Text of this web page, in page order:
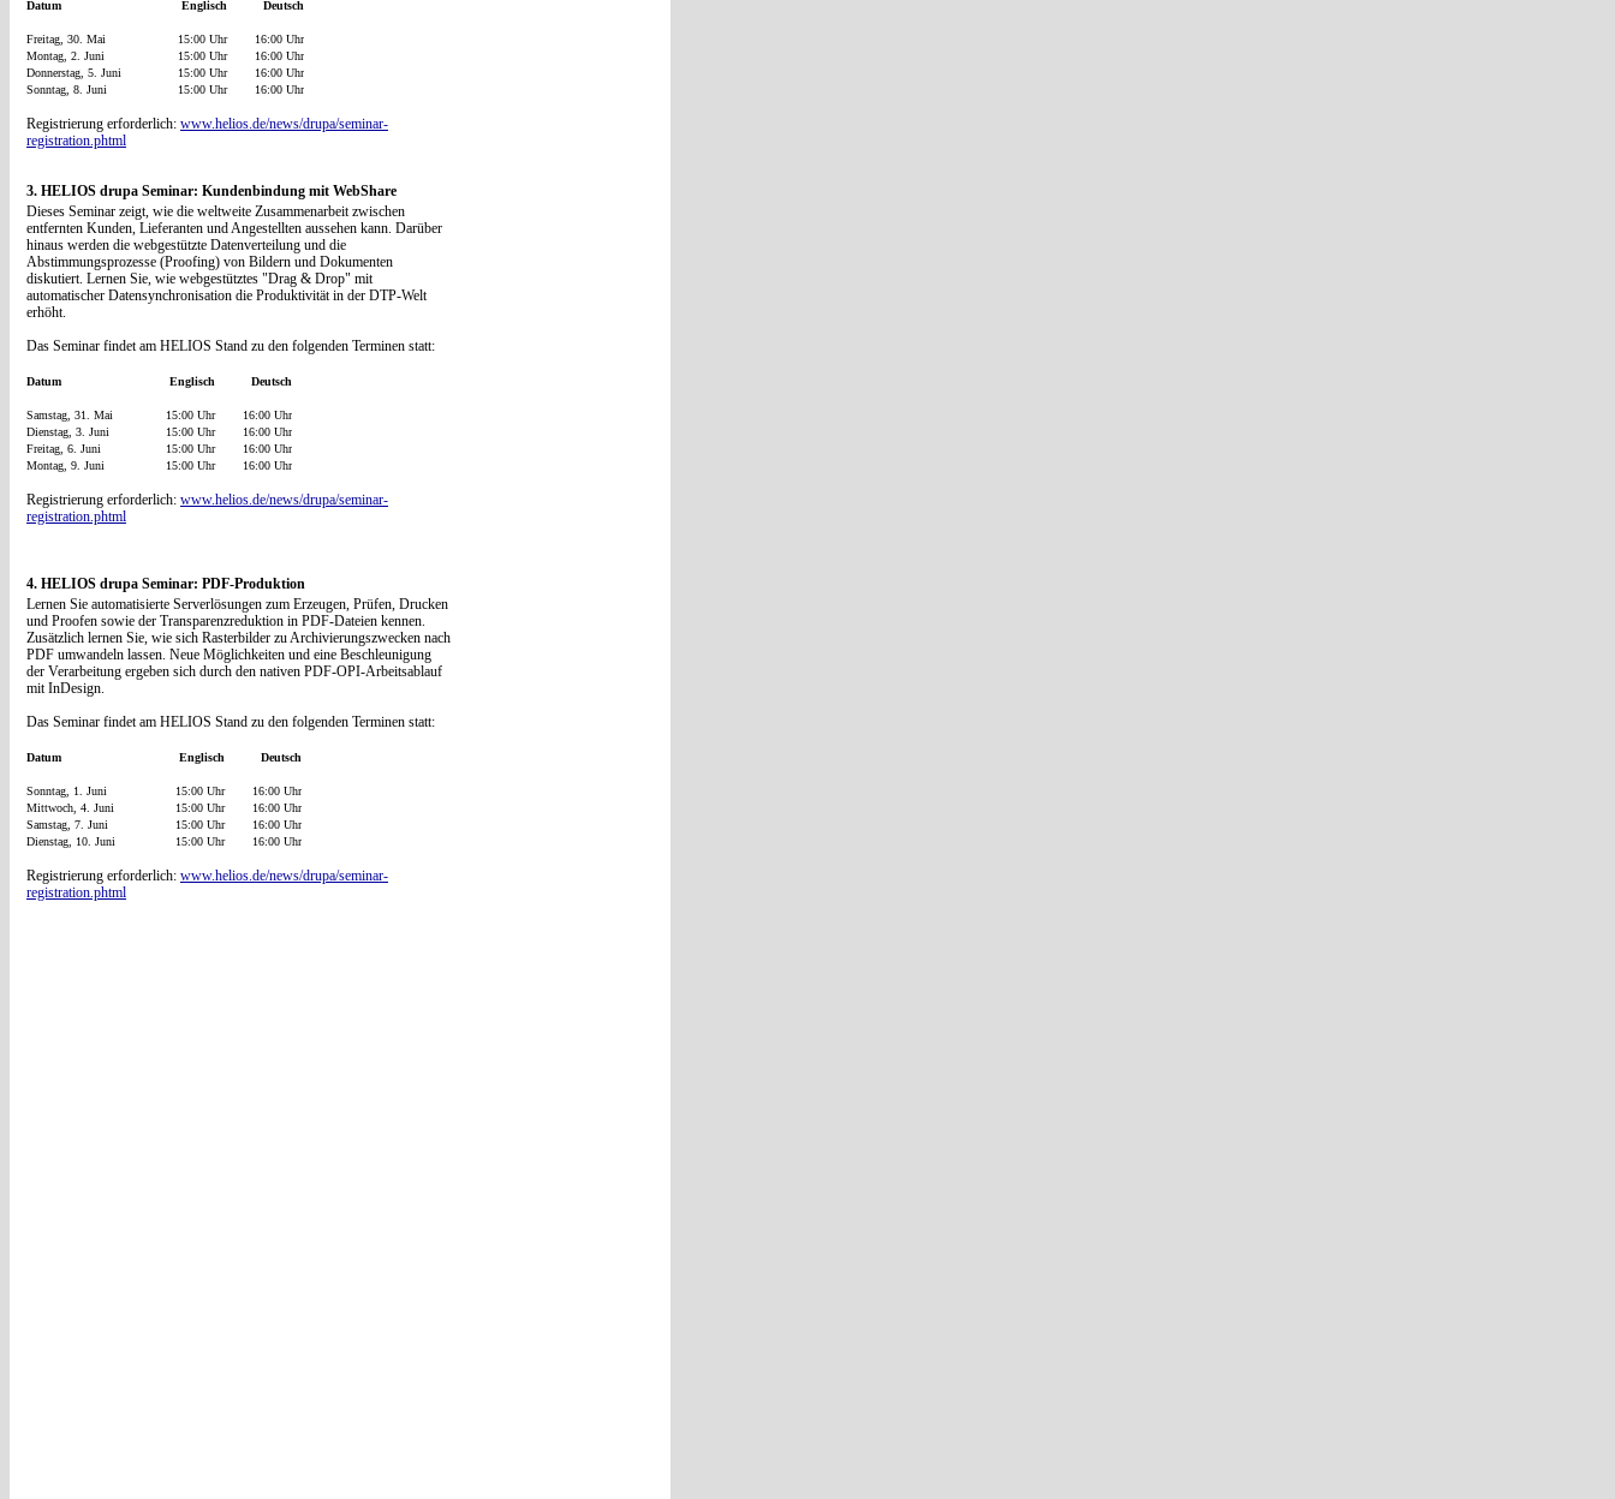
Datum Englisch Deutsch
Freitag, 30. Mai 15:00 Uhr
16:00 Uhr
Montag, 2. Juni
15:00 Uhr
16:00 Uhr
Donnerstag, 5. Juni
15:00 Uhr
16:00 Uhr
Sonntag, 8. Juni
15:00 Uhr 16:00 Uhr
Registrierung erforderlich: www.helios.de/news/drupa/seminar-
registration.phtml
3. HELIOS drupa Seminar: Kundenbindung mit WebShare
Dieses Seminar zeigt, wie die weltweite Zusammenarbeit zwischen
entfernten Kunden, Lieferanten und Angestellten aussehen kann. Darüber
hinaus werden die webgestützte Datenverteilung und die
Abstimmungsprozesse (Proofing) von Bildern und Dokumenten
diskutiert. Lernen Sie, wie webgestütztes "Drag & Drop" mit
automatischer Datensynchronisation die Produktivität in der DTP-Welt
erhöht.
Das Seminar findet am HELIOS Stand zu den folgenden Terminen statt:
Datum Englisch Deutsch
Samstag, 31. Mai 15:00 Uhr
16:00 Uhr
Dienstag, 3. Juni
15:00 Uhr
16:00 Uhr
Freitag, 6. Juni
15:00 Uhr
16:00 Uhr
Montag, 9. Juni
15:00 Uhr 16:00 Uhr
Registrierung erforderlich: www.helios.de/news/drupa/seminar-
registration.phtml
4. HELIOS drupa Seminar: PDF-Produktion
Lernen Sie automatisierte Serverlösungen zum Erzeugen, Prüfen, Drucken
und Proofen sowie der Transparenzreduktion in PDF-Dateien kennen.
Zusätzlich lernen Sie, wie sich Rasterbilder zu Archivierungszwecken nach
PDF umwandeln lassen. Neue Möglichkeiten und eine Beschleunigung
der Verarbeitung ergeben sich durch den nativen PDF-OPI-Arbeitsablauf
mit InDesign.
Das Seminar findet am HELIOS Stand zu den folgenden Terminen statt:
Datum Englisch Deutsch
Sonntag, 1. Juni 15:00 Uhr
16:00 Uhr
Mittwoch, 4. Juni
15:00 Uhr
16:00 Uhr
Samstag, 7. Juni
15:00 Uhr
16:00 Uhr
Dienstag, 10. Juni
15:00 Uhr 16:00 Uhr
Registrierung erforderlich: www.helios.de/news/drupa/seminar-
registration.phtml